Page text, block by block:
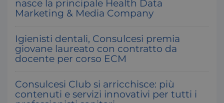
nasce la principale Health Data
Marketing & Media Company
Igienisti dentali, Consulcesi premia
giovane laureato con contratto da
docente per corso ECM
Consulcesi Club si arricchisce: più
contenuti e servizi innovativi per tutti i
__cf_bm
Cloudflare Inc.
.hs-analytics.net
Google Privacy Policy